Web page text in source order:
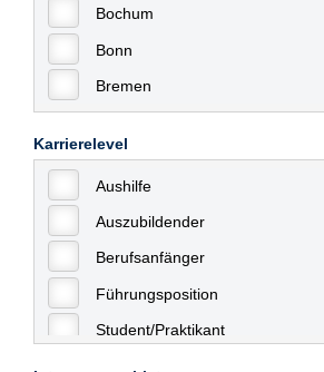
Bochum
Bonn
Bremen
Celle
Chemnitz
Dessau
Dresden
Düsseldorf
Erfurt
Karrierelevel
Aushilfe
Auszubildender
Berufsanfänger
Führungsposition
Student/Praktikant